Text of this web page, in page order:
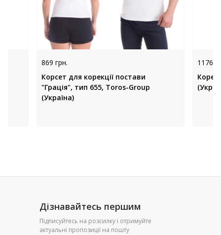
869 грн.
Корсет для корекції постави
"Грація", тип 655, Toros-Group
(Україна)
1176
Дізнавайтесь першим
Підписуйтесь на розсилку і отримуйте
актуальні пропозиції на пошту